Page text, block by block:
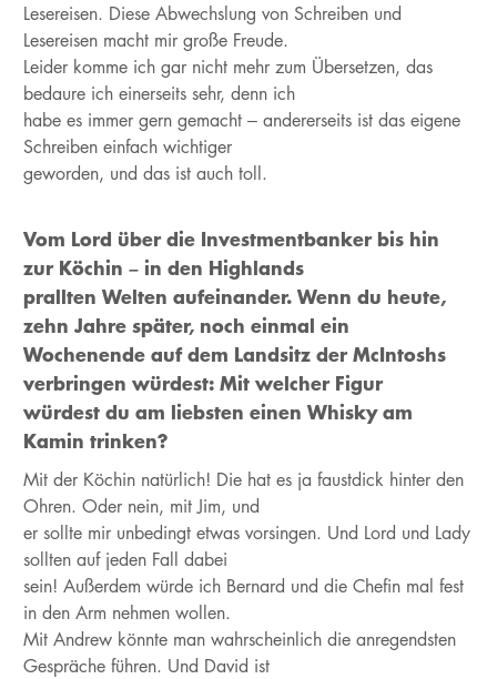
Lesereisen. Diese Abwechslung von Schreiben und
Lesereisen macht mir große Freude.
Leider komme ich gar nicht mehr zum Übersetzen, das
bedaure ich einerseits sehr, denn ich
habe es immer gern gemacht – andererseits ist das eigene
Schreiben einfach wichtiger
geworden, und das ist auch toll.
Vom Lord über die Investmentbanker bis hin
zur Köchin – in den Highlands
prallten Welten aufeinander. Wenn du heute,
zehn Jahre später, noch einmal ein
Wochenende auf dem Landsitz der McIntoshs
verbringen würdest: Mit welcher Figur
würdest du am liebsten einen Whisky am
Kamin trinken?
Mit der Köchin natürlich! Die hat es ja faustdick hinter den
Ohren. Oder nein, mit Jim, und
er sollte mir unbedingt etwas vorsingen. Und Lord und Lady
sollten auf jeden Fall dabei
sein! Außerdem würde ich Bernard und die Chefin mal fest
in den Arm nehmen wollen.
Mit Andrew könnte man wahrscheinlich die anregendsten
Gespräche führen. Und David ist